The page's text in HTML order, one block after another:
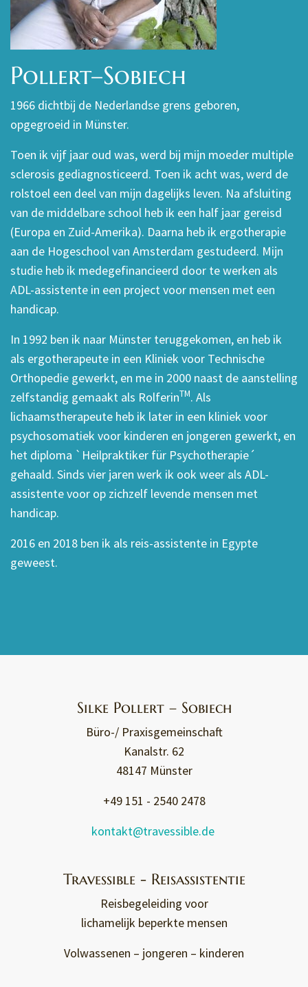
Pollert–Sobiech
1966 dichtbij de Nederlandse grens geboren,
opgegroeid in Münster.
Toen ik vijf jaar oud was, werd bij mijn moeder multiple
sclerosis gediagnosticeerd. Toen ik acht was, werd de
rolstoel een deel van mijn dagelijks leven. Na afsluiting
van de middelbare school heb ik een half jaar gereisd
(Europa en Zuid-Amerika). Daarna heb ik ergotherapie
aan de Hogeschool van Amsterdam gestudeerd. Mijn
studie heb ik medegefinancieerd door te werken als
ADL-assistente in een project voor mensen met een
handicap.
In 1992 ben ik naar Münster teruggekomen, en heb ik
als ergotherapeute in een Kliniek voor Technische
Orthopedie gewerkt, en me in 2000 naast de aanstelling
zelfstandig gemaakt als RolferinTM. Als
lichaamstherapeute heb ik later in een kliniek voor
psychosomatiek voor kinderen en jongeren gewerkt, en
het diploma `Heilpraktiker für Psychotherapie´
gehaald. Sinds vier jaren werk ik ook weer als ADL-
assistente voor op zichzelf levende mensen met
handicap.
2016 en 2018 ben ik als reis-assistente in Egypte
geweest.
Silke Pollert – Sobiech
Büro-/ Praxisgemeinschaft
Kanalstr. 62
48147 Münster
+49 151 - 2540 2478
kontakt@travessible.de
Travessible - Reisassistentie
Reisbegeleiding voor
lichamelijk beperkte mensen
Volwassenen – jongeren – kinderen